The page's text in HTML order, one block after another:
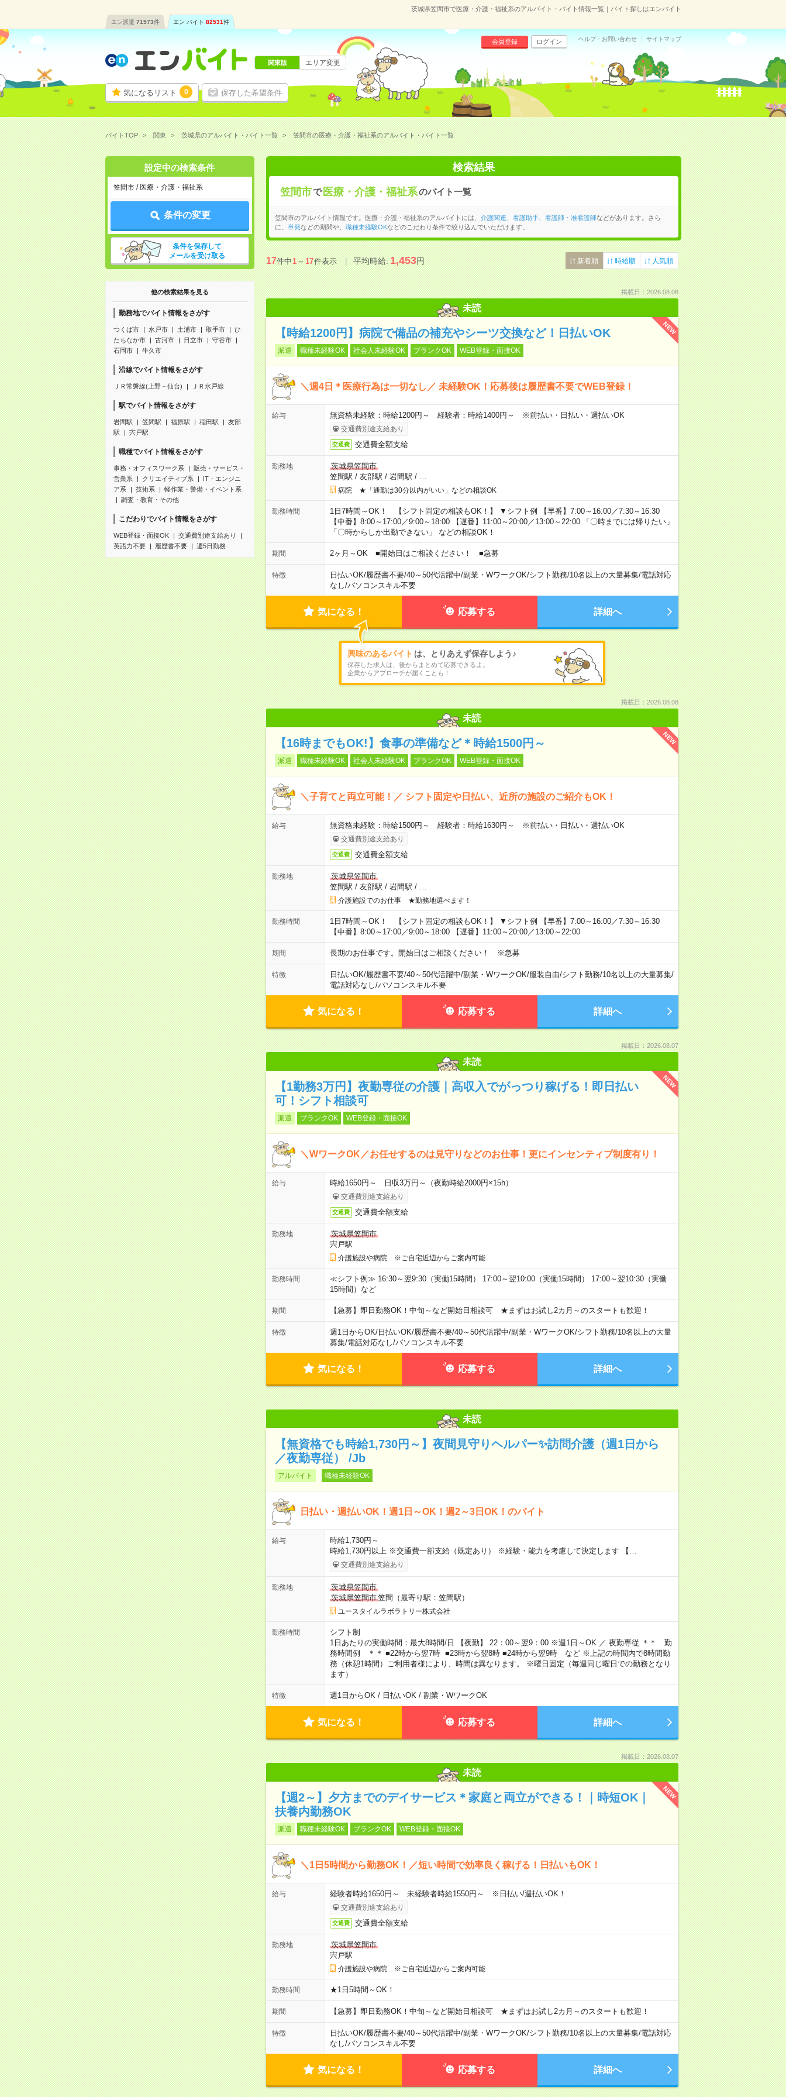
茨城県笠間市で医療・介護・福祉系のアルバイト・バイト情報一覧｜バイト探しはエンバイト
エン派遣 71573件 エン バイト 82531件
気になるリスト 0 保存した希望条件
会員登録 ログイン ヘルプ・お問い合わせ サイトマップ
関東版 エリア変更
バイトTOP 関東 茨城県のアルバイト・バイト一覧 笠間市の医療・介護・福祉系のアルバイト・バイト一覧
設定中の検索条件
笠間市 / 医療・介護・福祉系
条件の変更
条件を保存して
メールを受け取る
他の検索結果を見る
勤務地でバイト情報をさがす
つくば市 水戸市 土浦市 取手市
ひ
たちなか市
古河市 日立市
守谷市
石岡市
牛久市
沿線でバイト情報をさがす
ＪＲ常磐線(上野－仙台) ＪＲ水戸線
駅でバイト情報をさがす
岩間駅 笠間駅 福原駅 稲田駅
友部
駅
宍戸駅
職種でバイト情報をさがす
事務・オフィスワーク系
販売・サービス・
営業系
クリエイティブ系
IT・エンジニ
ア系
技術系
軽作業・警備・イベント系
調査・教育・その他
こだわりでバイト情報をさがす
WEB登録・面接OK
交通費別途支給あり
英語力不要
履歴書不要 週5日勤務
検索結果
笠間市で 医療・介護・福祉系のバイト一覧
笠間市のアルバイト情報です。医療・介護・福祉系のアルバイトには、 介護関連 看護助手、 看護師・准看護師などがあります。さら
に、
単発などの期間や、 職種未経験OKなどのこだわり条件で絞り込んでいただけます。
17件中1～17件表示 平均時給:1,453円 新着順 時給順 人気順
掲載日：2026.08.08
未読
NEW
【時給1200円】病院で備品の補充やシーツ交換など！日払いOK
派遣 職種未経験OK 社会人未経験OK ブランクOK WEB登録・面接OK
＼週4日＊医療行為は一切なし／ 未経験OK！応募後は履歴書不要でWEB登録！
給与 無資格未経験：時給1200円～ 経験者：時給1400円～ ※前払い・日払い・週払いOK
交通費別途支給あり
交通費 交通費全額支給
勤務地
茨城県笠間市
笠間駅 / 友部駅 / 岩間駅 /
病院 ★「通勤は30分以内がいい」などの相談OK
勤務時間
1日7時間～OK！ 【シフト固定の相談もOK！】 ▼シフト例 【早番】7:00～16:00／7:30～16:30
【中番】8:00～17:00／9:00～18:00 【遅番】11:00～20:00／13:00～22:00 「〇時までには帰りたい」
「〇時からしか出勤できない」 などの相談OK！
期間 2ヶ月～OK ■開始日はご相談ください！ ■急募
特徴 日払いOK/履歴書不要/40～50代活躍中/副業・WワークOK/シフト勤務/10名以上の大量募集/電話対応
なし/パソコンスキル不要
気になる！ 応募する 詳細へ
興味のあるバイト は、とりあえず保存しよう♪
保存した求人は、後からまとめて応募できるよ。
企業からアプローチが届くことも！
掲載日：2026.08.08
未読
NEW
【16時までもOK!】食事の準備など＊時給1500円～
派遣 職種未経験OK 社会人未経験OK ブランクOK WEB登録・面接OK
＼子育てと両立可能！／ シフト固定や日払い、近所の施設のご紹介もOK！
給与 無資格未経験：時給1500円～ 経験者：時給1630円～ ※前払い・日払い・週払いOK
交通費別途支給あり
交通費 交通費全額支給
勤務地
茨城県笠間市
笠間駅 / 友部駅 / 岩間駅 /
介護施設でのお仕事 ★勤務地選べます！
勤務時間
1日7時間～OK！ 【シフト固定の相談もOK！】 ▼シフト例 【早番】7:00～16:00／7:30～16:30
【中番】8:00～17:00／9:00～18:00 【遅番】11:00～20:00／13:00～22:00
期間 長期のお仕事です。開始日はご相談ください！ ※急募
特徴 日払いOK/履歴書不要/40～50代活躍中/副業・WワークOK/服装自由/シフト勤務/10名以上の大量募集/
電話対応なし/パソコンスキル不要
気になる！ 応募する 詳細へ
掲載日：2026.08.07
未読
NEW
【1勤務3万円】夜勤専従の介護｜高収入でがっつり稼げる！即日払い
可！シフト相談可
派遣 ブランクOK WEB登録・面接OK
＼WワークOK／お任せするのは見守りなどのお仕事！更にインセンティブ制度有り！
給与 時給1650円～ 日収3万円～（夜勤時給2000円×15h）
交通費別途支給あり
交通費 交通費全額支給
勤務地
茨城県笠間市
宍戸駅
介護施設や病院 ※ご自宅近辺からご案内可能
勤務時間
≪シフト例≫ 16:30～翌9:30（実働15時間） 17:00～翌10:00（実働15時間） 17:00～翌10:30（実働
15時間）など
期間 【急募】即日勤務OK！中旬～など開始日相談可 ★まずはお試し2カ月～のスタートも歓迎！
特徴 週1日からOK/日払いOK/履歴書不要/40～50代活躍中/副業・WワークOK/シフト勤務/10名以上の大量
募集/電話対応なし/パソコンスキル不要
気になる！ 応募する 詳細へ
未読
【無資格でも時給1,730円～】夜間見守りヘルパー✨訪問介護（週1日から
／夜勤専従） /Jb
アルバイト 職種未経験OK
日払い・週払いOK！週1日～OK！週2～3日OK！のバイト
給与
時給1,730円～
時給1,730円以上 ※交通費一部支給（既定あり） ※経験・能力を考慮して決定します 【…
交通費別途支給あり
勤務地
茨城県笠間市
茨城県笠間市笠間（最寄り駅：笠間駅）
ユースタイルラボラトリー株式会社
勤務時間
シフト制
1日あたりの実働時間：最大8時間/日 【夜勤】 22：00～翌9：00 ※週1日～OK ／ 夜勤専従 ＊＊ 勤
務時間例 ＊＊ ■22時から翌7時 ■23時から翌8時 ■24時から翌9時 など ※上記の時間内で8時間勤
務（休憩1時間）ご利用者様により、時間は異なります。 ※曜日固定（毎週同じ曜日での勤務となり
ます）
特徴 週1日からOK / 日払いOK / 副業・WワークOK
気になる！ 応募する 詳細へ
掲載日：2026.08.07
未読
NEW
【週2～】夕方までのデイサービス＊家庭と両立ができる！｜時短OK｜
扶養内勤務OK
派遣 職種未経験OK ブランクOK WEB登録・面接OK
＼1日5時間から勤務OK！／短い時間で効率良く稼げる！日払いもOK！
給与 経験者時給1650円～ 未経験者時給1550円～ ※日払い/週払いOK！
交通費別途支給あり
交通費 交通費全額支給
勤務地
茨城県笠間市
宍戸駅
介護施設や病院 ※ご自宅近辺からご案内可能
勤務時間 ★1日5時間～OK！
期間 【急募】即日勤務OK！中旬～など開始日相談可 ★まずはお試し2カ月～のスタートも歓迎！
特徴 日払いOK/履歴書不要/40～50代活躍中/副業・WワークOK/シフト勤務/10名以上の大量募集/電話対応
なし/パソコンスキル不要
気になる！ 応募する 詳細へ